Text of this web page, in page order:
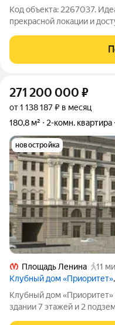
Код объекта: 2267037.
прекрасной локации и
Выборгская. Спокойные
271 200 000 ₽
от 1 138 187 ₽ в месяц
180,8 м²
2-комн. квартира
новостройка
Площадь Ленина
11
Клубный дом «Приоритет»
Клубный дом «Приоритет»
здании 7 этажей и 2